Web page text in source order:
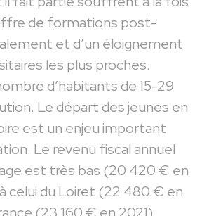
de formations post-
et d’un éloignement
les plus proches.
d’habitants de 15-29
Le départ des jeunes en
est un enjeu important
Le revenu fiscal annuel
est très bas (20 420 € en
celui du Loiret (22 480 € en